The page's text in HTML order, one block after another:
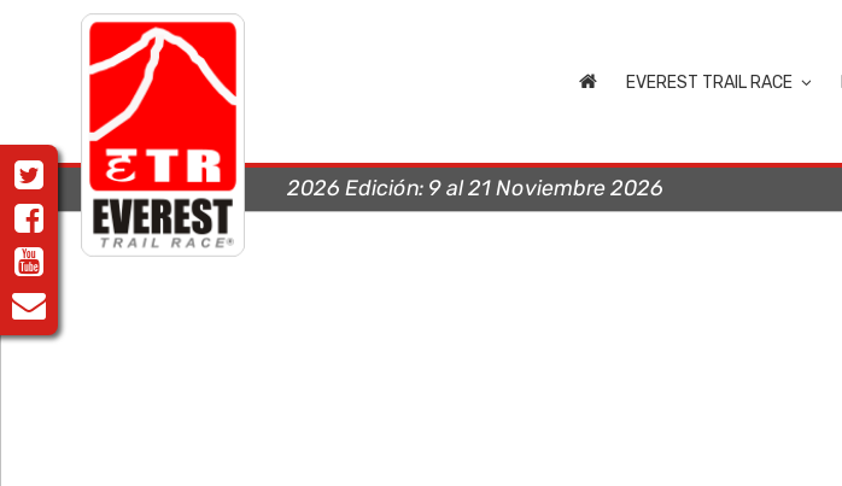
EVEREST TRAIL RACE
2026 Edición: 9 al 21 Noviembre 2026